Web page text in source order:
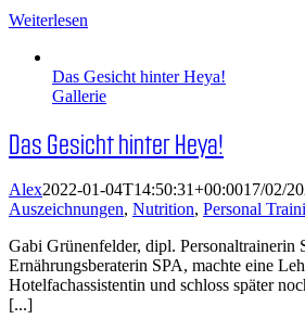
Weiterlesen
Das Gesicht hinter Heya!
Gallerie
Das Gesicht hinter Heya!
Alex2022-01-04T14:50:31+00:0017/02/
Auszeichnungen, Nutrition, Personal
Gabi Grünenfelder, dipl. Personaltrainerin
Ernährungsberaterin SPA, machte eine
Hotelfachassistentin und schloss später
[...]